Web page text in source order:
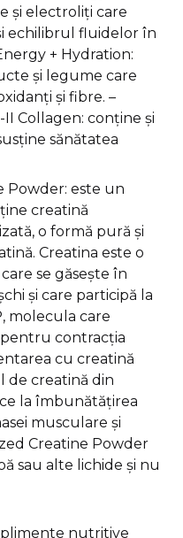
și electroliți care
echilibrul fluidelor în
+ Hydration:
și legume care
și fibre. –
Collagen: conține și
sănătatea
Powder: este un
creatină
o formă pură și
Creatina este o
se găsește în
și care participă la
molecula care
contracția
cu creatină
de creatină din
la îmbunătățirea
musculare și
Creatine Powder
sau alte lichide și nu